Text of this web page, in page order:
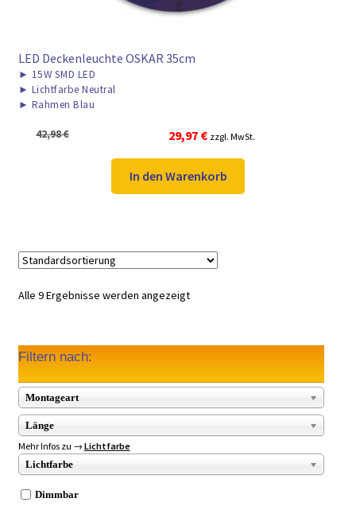
LED Deckenleuchte OSKAR 35cm
► 15W SMD LED
► Lichtfarbe Neutral
► Rahmen Blau
42,98€
Ursprünglicher
Preis
war:
42,98 €
29,97 €Aktueller
Preis
ist:
29,97 €.
zzgl. MwSt.
In den Warenkorb
Alle 9 Ergebnisse werden angezeigt
Filtern nach:
Montageart
Länge
Mehr Infos zu → Lichtfarbe
Lichtfarbe
Dimmbar